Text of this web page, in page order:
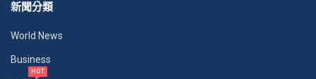
新聞分類
World News
Business
HOT